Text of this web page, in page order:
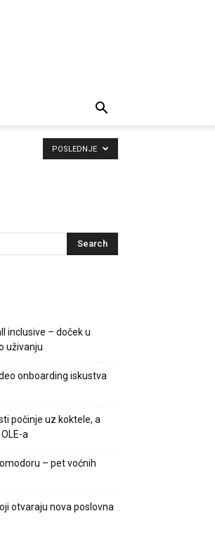
POSLEDNJE
inclusive – doček u
uživanju
onboarding iskustva
počinje uz koktele, a
a
– pet voćnih
otvaraju nova poslovna